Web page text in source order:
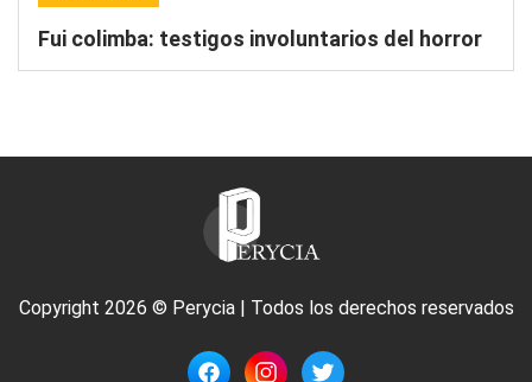
Fui colimba: testigos involuntarios del horror
Copyright 2026 © Perycia | Todos los derechos reservados